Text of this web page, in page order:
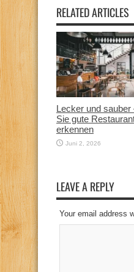
RELATED ARTICLES
Lecker und sauber
Sie gute
erkennen
Juni 2, 2026
LEAVE A REPLY
Your email address